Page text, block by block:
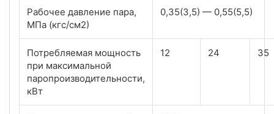
Рабочее давление пара,
МПа (кгс/см2)
0,35(3,5) — 0,55(5,5)
Потребляемая мощность
при максимальной
паропроизводительности,
кВт
12 24 35